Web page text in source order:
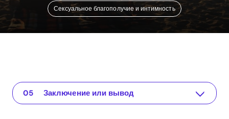
Сексуальное благополучие и интимность
Понимание моногамии: Полное руководство по моногамии
The app for your relationship
Понимание проблемы
Практические решения или идеи
Заключение или вывод